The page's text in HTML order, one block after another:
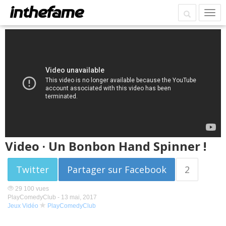
Video · Un Bonbon Hand Spinner !
Twitter Partager sur Facebook 2
29 100 vues
PlayComedyClub - 13 mai, 2017
Jeux Vidéo
PlayComedyClub